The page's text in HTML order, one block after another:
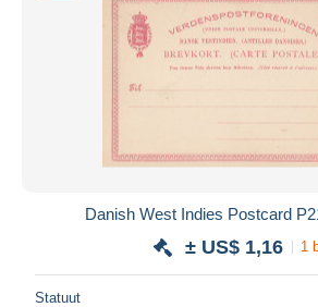
Danish West Indies Postcard
± US$ 1,16 1
Statuut